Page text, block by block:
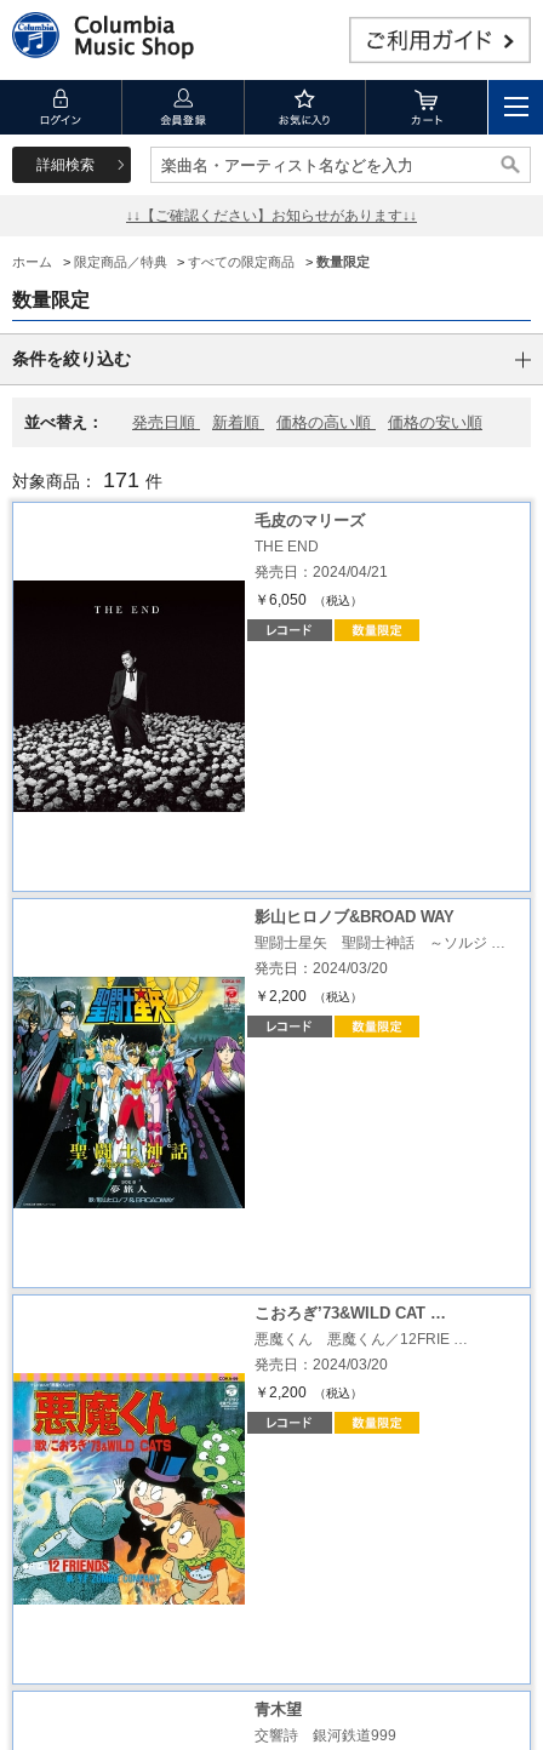
詳細検索 楽曲名・アーティスト名などを入力
楽曲名・アーティスト名などを入力
↓↓【ご確認ください】お知らせがあります↓↓
ホーム > 限定商品／特典 > すべての限定商品 > 数量限定
数量限定
条件を絞り込む
並べ替え： 発売日順 新着順 価格の高い順 価格の安い順
対象商品： 171 件
毛皮のマリーズ
THE END
発売日：2024/04/21
￥6,050
（税込）
影山ヒロノブ&BROAD WAY
聖闘士星矢 聖闘士神話 ～ソルジ …
発売日：2024/03/20
￥2,200
（税込）
こおろぎ’73&WILD CAT …
悪魔くん 悪魔くん／12FRIE …
発売日：2024/03/20
￥2,200
（税込）
青木望
交響詩 銀河鉄道999